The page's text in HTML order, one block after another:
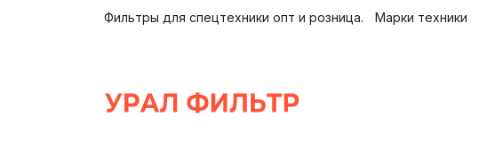
Фильтры для спецтехники опт и розница. Марки техники